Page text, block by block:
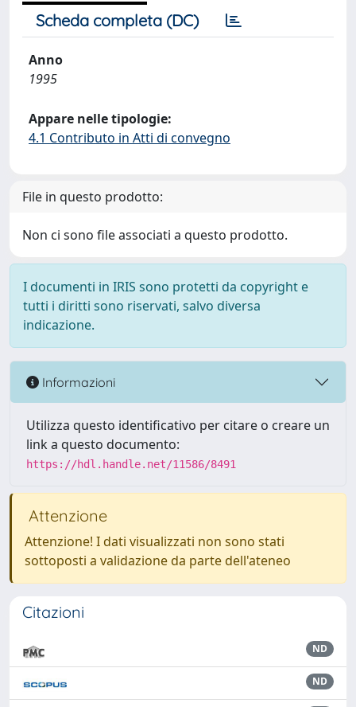
Scheda completa (DC)
Anno
1995
Appare nelle tipologie:
4.1 Contributo in Atti di convegno
File in questo prodotto:
Non ci sono file associati a questo prodotto.
I documenti in IRIS sono protetti da copyright e
tutti i diritti sono riservati, salvo diversa
indicazione.
Informazioni
Utilizza questo identificativo per citare o creare un
link a questo documento:
https://hdl.handle.net/11586/8491
Attenzione
Attenzione! I dati visualizzati non sono stati
sottoposti a validazione da parte dell'ateneo
Citazioni
ND
ND